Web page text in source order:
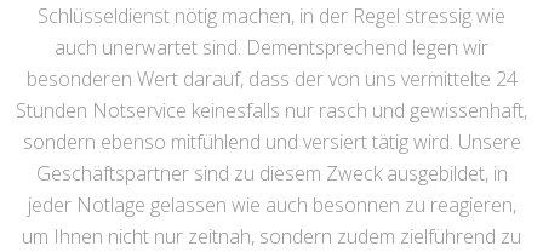
Schlüsseldienst nötig machen, in der Regel stressig wie
auch unerwartet sind. Dementsprechend legen wir
besonderen Wert darauf, dass der von uns vermittelte 24
Stunden Notservice keinesfalls nur rasch und gewissenhaft,
sondern ebenso mitfühlend und versiert tätig wird. Unsere
Geschäftspartner sind zu diesem Zweck ausgebildet, in
jeder Notlage gelassen wie auch besonnen zu reagieren,
um Ihnen nicht nur zeitnah, sondern zudem zielführend zu